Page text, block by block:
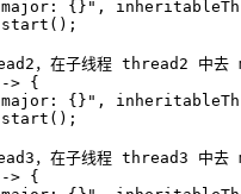
{}" ,
，在子线程 thread2 中去
> {
{}" ,
，在子线程 thread3 中去
> {